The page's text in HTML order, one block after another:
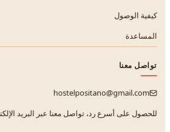
كيفية الوصول
المساعدة
تواصل معنا
hostelpositano@gmail.com
للحصول على أسرع رد، تواصل معنا عبر البريد